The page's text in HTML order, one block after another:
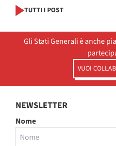
TUTTI I POST
Gli Stati Generali è anche
VUOI
NEWSLETTER
Nome